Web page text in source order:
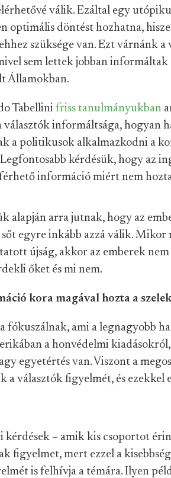
válik. Ezáltal egy
optimális döntést hozhatna,
szüksége van. Ezt várnánk a
sem lettek jobban
Államokban.
Tabellini friss tanulmányukban
informáltsága, hogyan
a politikusok alkalmazkodni a
kérdésük, hogy az
információ miért nem
alapján arra jutnak, hogy az
egyre inkább azzá válik. Mikor
újság, akkor az emberek
őket és mi nem.
kora magával hozta a
fókuszálnak, ami a legnagyobb
a honvédelmi
egyetértés van. Viszont a
a választók figyelmét, és ezekkel
kérdések – amik kis csoportot
figyelmet, mert ezzel a
is felhívja a témára. Ilyen